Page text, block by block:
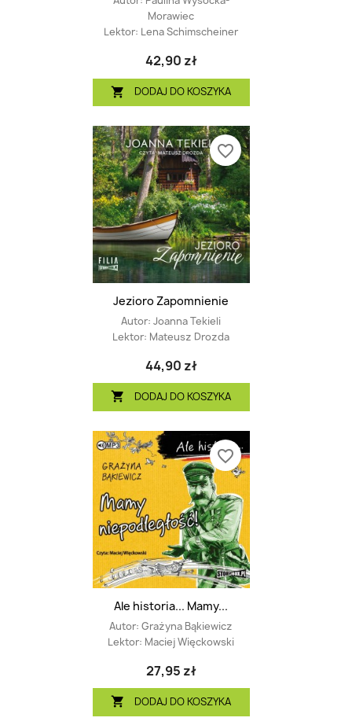
Morawiec
Lektor: Lena Schimscheiner
42,90 zł
 DODAJ DO KOSZYKA
Jezioro Zapomnienie
Autor: Joanna Tekieli
Lektor: Mateusz Drozda
44,90 zł
 DODAJ DO KOSZYKA
favorite_border
Ale historia... Mamy...
Autor: Grażyna Bąkiewicz
Lektor: Maciej Więckowski
27,95 zł
 DODAJ DO KOSZYKA
favorite_border